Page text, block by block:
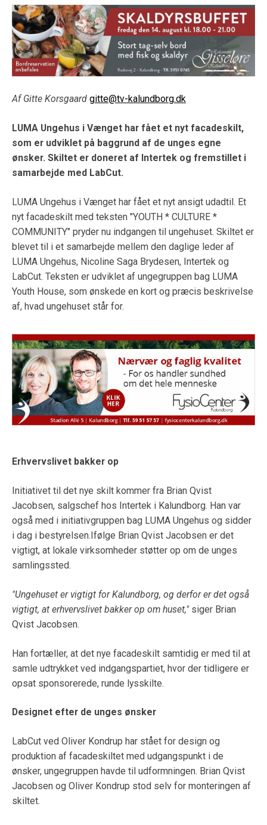
Af Gitte Korsgaard gitte@tv-kalundborg.dk
LUMA Ungehus i Vænget har fået et nyt facadeskilt,
som er udviklet på baggrund af de unges egne
ønsker. Skiltet er doneret af Intertek og fremstillet i
samarbejde med LabCut.
LUMA Ungehus i Vænget har fået et nyt ansigt udadtil. Et
nyt facadeskilt med teksten "YOUTH * CULTURE *
COMMUNITY" pryder nu indgangen til ungehuset. Skiltet er
blevet til i et samarbejde mellem den daglige leder af
LUMA Ungehus, Nicoline Saga Brydesen, Intertek og
LabCut. Teksten er udviklet af ungegruppen bag LUMA
Youth House, som ønskede en kort og præcis beskrivelse
af, hvad ungehuset står for.
Erhvervslivet bakker op
Initiativet til det nye skilt kommer fra Brian Qvist
Jacobsen, salgschef hos Intertek i Kalundborg. Han var
også med i initiativgruppen bag LUMA Ungehus og sidder
i dag i bestyrelsen.Ifølge Brian Qvist Jacobsen er det
vigtigt, at lokale virksomheder støtter op om de unges
samlingssted.
"Ungehuset er vigtigt for Kalundborg, og derfor er det også
vigtigt, at erhvervslivet bakker op om huset,"siger Brian
Qvist Jacobsen.
Han fortæller, at det nye facadeskilt samtidig er med til at
samle udtrykket ved indgangspartiet, hvor der tidligere er
opsat sponsorerede, runde lysskilte.
Designet efter de unges ønsker
LabCut ved Oliver Kondrup har stået for design og
produktion af facadeskiltet med udgangspunkt i de
ønsker, ungegruppen havde til udformningen. Brian Qvist
Jacobsen og Oliver Kondrup stod selv for monteringen af
skiltet.